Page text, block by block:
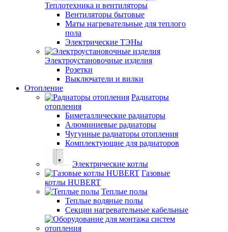
Теплотехника и вентиляторы
Вентиляторы бытовые
Маты нагревательные для теплого
пола
Электрические ТЭНы
Электроустановочные изделия
Розетки
Выключатели и вилки
Отопление
Радиаторы
отопления
Биметаллические радиаторы
Алюминиевые радиаторы
Чугунные радиаторы отопления
Комплектующие для радиаторов
Электрические котлы
Газовые
котлы HUBERT
Теплые полы
Теплые водяные полы
Секции нагревательные кабельные